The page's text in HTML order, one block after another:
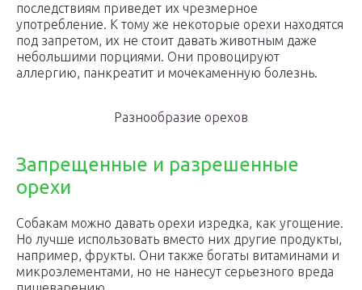
последствиям приведет их чрезмерное
употребление. К тому же некоторые орехи находятся
под запретом, их не стоит давать животным даже
небольшими порциями. Они провоцируют
аллергию, панкреатит и мочекаменную болезнь.
Разнообразие орехов
Запрещенные и разрешенные
орехи
Собакам можно давать орехи изредка, как угощение.
Но лучше использовать вместо них другие продукты,
например, фрукты. Они также богаты витаминами и
микроэлементами, но не нанесут серьезного вреда